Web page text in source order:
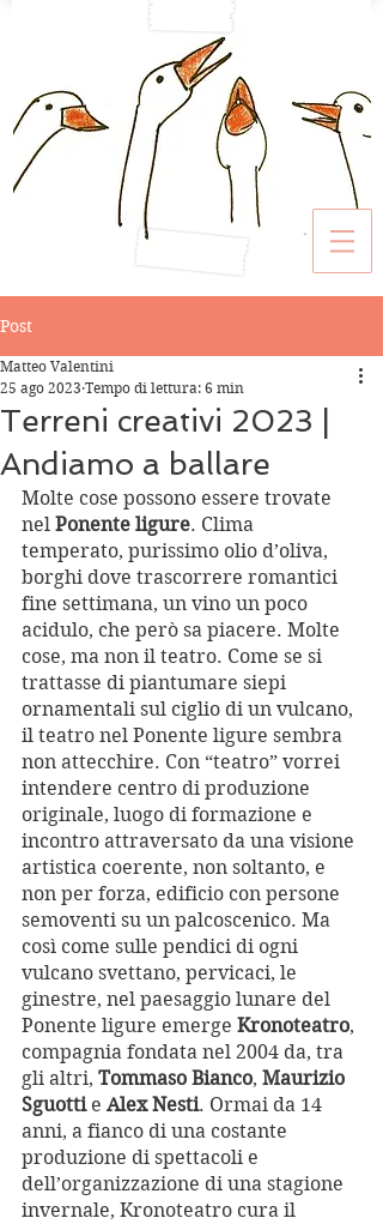
Post
Terreni creativi 2023 |
Andiamo a ballare
Matteo Valentini
25 ago 2023 Tempo di lettura: 6 min
Molte cose possono essere trovate
nel Ponente ligure. Clima
temperato, purissimo olio d’oliva,
borghi dove trascorrere romantici
fine settimana, un vino un poco
acidulo, che però sa piacere. Molte
cose, ma non il teatro. Come se si
trattasse di piantumare siepi
ornamentali sul ciglio di un vulcano,
il teatro nel Ponente ligure sembra
non attecchire. Con “teatro” vorrei
intendere centro di produzione
originale, luogo di formazione e
incontro attraversato da una visione
artistica coerente, non soltanto, e
non per forza, edificio con persone
semoventi su un palcoscenico. Ma
così come sulle pendici di ogni
vulcano svettano, pervicaci, le
ginestre, nel paesaggio lunare del
Ponente ligure emerge Kronoteatro,
compagnia fondata nel 2004 da, tra
gli altri, Tommaso Bianco, Maurizio
Sguotti e Alex Nesti. Ormai da 14
anni, a fianco di una costante
produzione di spettacoli e
dell’organizzazione di una stagione
invernale, Kronoteatro cura il